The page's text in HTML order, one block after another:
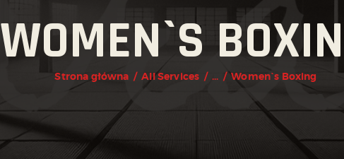
WOMEN`S
Strona główna All Services ... Women`s Boxing
GRAFIK
ZAPISY
KONTAKT